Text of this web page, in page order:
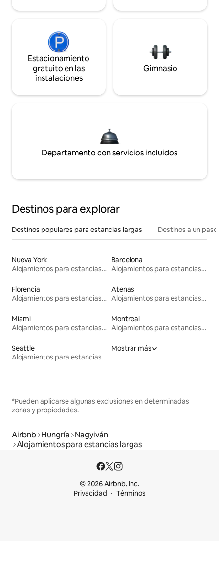
Estacionamiento
gratuito en las
instalaciones
Gimnasio
Departamento con servicios incluidos
Destinos para explorar
Destinos populares para estancias largas Destinos a un
Nueva York
Alojamientos para estancias largas
Barcelona
Alojamientos para estancias largas
Florencia
Alojamientos para estancias largas
Atenas
Alojamientos para estancias largas
Miami
Alojamientos para estancias largas
Montreal
Alojamientos para estancias largas
Seattle
Alojamientos para estancias largas
Mostrar más
*Pueden aplicarse algunas exclusiones en determinadas
zonas y propiedades.
Airbnb Hungría Nagyiván
Alojamientos para estancias largas
© 2026 Airbnb, Inc.
Privacidad
Términos